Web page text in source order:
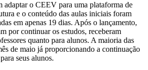
adaptar o CEEV para uma plataforma de
e o conteúdo das aulas iniciais foram
em apenas 19 dias. Após o lançamento,
por continuar os estudos, receberam
quanto para alunos. A maioria das
de maio já proporcionando a continuação
seus alunos.